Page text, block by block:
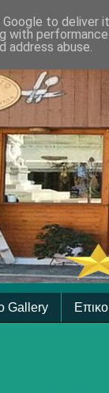
Gallery
to deliver
with
abuse.